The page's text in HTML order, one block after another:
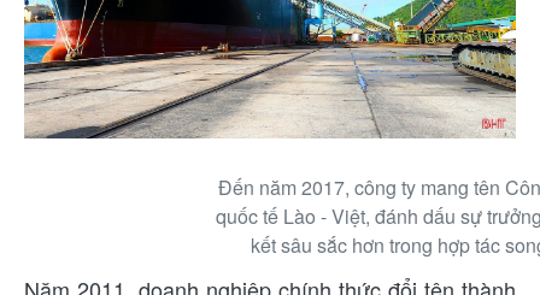
Đến năm 2017, công ty mang tên
quốc tế Lào - Việt, đánh dấu sự
kết sâu sắc hơn trong hợp tác